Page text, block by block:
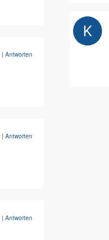
| Antworten
| Antworten
| Antworten